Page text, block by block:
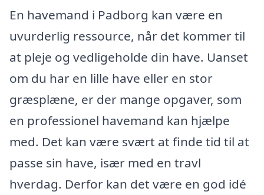
En havemand i Padborg kan være en
uvurderlig ressource, når det kommer til
at pleje og vedligeholde din have. Uanset
om du har en lille have eller en stor
græsplæne, er der mange opgaver, som
en professionel havemand kan hjælpe
med. Det kan være svært at finde tid til at
passe sin have, især med en travl
hverdag. Derfor kan det være en god idé